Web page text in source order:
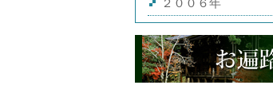
２００６年